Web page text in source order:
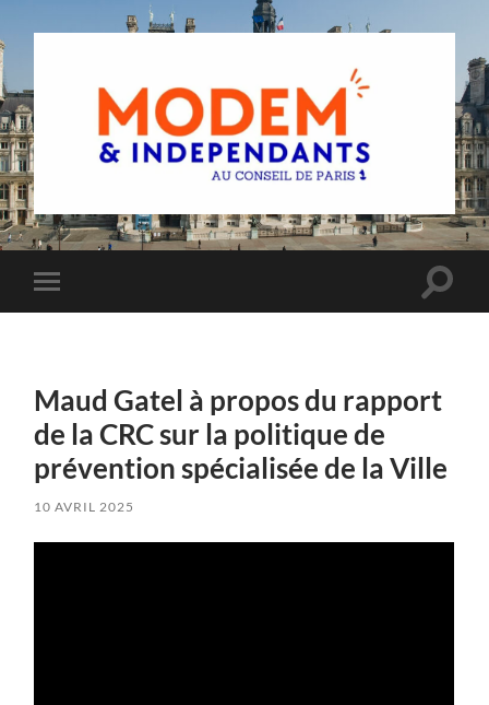
Groupe
MoDem
et
de
Toggle
mobile
Toggle
Maud Gatel à propos du rapport
de la CRC sur la politique de
prévention spécialisée de la Ville
10 AVRIL 2025